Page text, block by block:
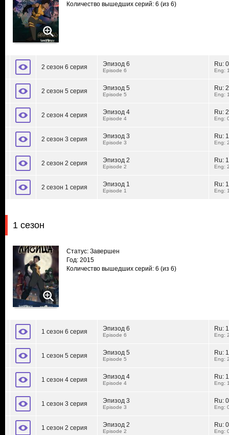
Количество вышедших серий: 6 (из 6)
2 сезон 6 серия Эпизод 6
Episode 6
Ru:
Eng:
2 сезон 5 серия Эпизод 5
Episode 5
Ru:
Eng:
2 сезон 4 серия Эпизод 4
Episode 4
Ru:
Eng:
2 сезон 3 серия Эпизод 3
Episode 3
Ru:
Eng:
2 сезон 2 серия Эпизод 2
Episode 2
Ru:
Eng:
2 сезон 1 серия Эпизод 1
Episode 1
Ru:
Eng:
1 сезон
Статус: Завершен
Год: 2015
Количество вышедших серий: 6 (из 6)
1 сезон 6 серия Эпизод 6
Episode 6
Ru:
Eng:
1 сезон 5 серия Эпизод 5
Episode 5
Ru:
Eng:
1 сезон 4 серия Эпизод 4
Episode 4
Ru:
Eng:
1 сезон 3 серия Эпизод 3
Episode 3
Ru:
Eng:
1 сезон 2 серия Эпизод 2
Episode 2
Ru:
Eng: